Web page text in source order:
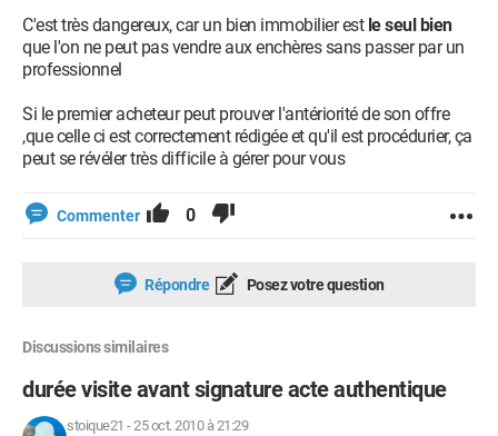
C'est très dangereux, car un bien immobilier est le seul bien
que l'on ne peut pas vendre aux enchères sans passer par un
professionnel
Si le premier acheteur peut prouver l'antériorité de son offre
,que celle ci est correctement rédigée et qu'il est procédurier, ça
peut se révéler très difficile à gérer pour vous
Commenter 0
Répondre Posez votre question
Discussions similaires
durée visite avant signature acte authentique
stoique21 -25 oct. 2010 à 21:29